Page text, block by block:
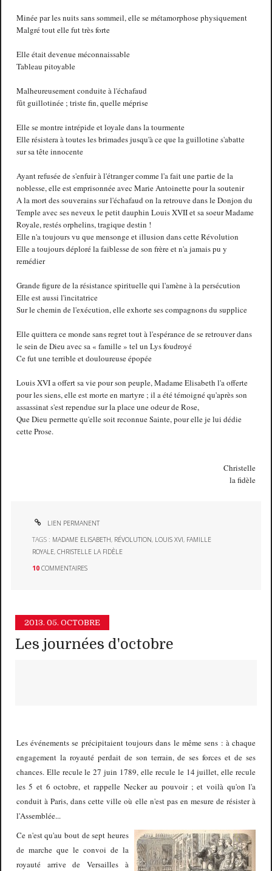
Minée par les nuits sans sommeil, elle se métamorphose physiquement
Malgré tout elle fut très forte
Elle était devenue méconnaissable
Tableau pitoyable
Malheureusement conduite à l'échafaud
fût guillotinée ; triste fin, quelle méprise
Elle se montre intrépide et loyale dans la tourmente
Elle résistera à toutes les brimades jusqu'à ce que la guillotine s'abatte
sur sa tête innocente
Ayant refusée de s'enfuir à l'étranger comme l'a fait une partie de la
noblesse, elle est emprisonnée avec Marie Antoinette pour la soutenir
A la mort des souverains sur l'échafaud on la retrouve dans le Donjon du
Temple avec ses neveux le petit dauphin Louis XVII et sa soeur Madame
Royale, restés orphelins, tragique destin !
Elle n'a toujours vu que mensonge et illusion dans cette Révolution
Elle a toujours déploré la faiblesse de son frère et n'a jamais pu y
remédier
Grande figure de la résistance spirituelle qui l'amène à la persécution
Elle est aussi l'incitatrice
Sur le chemin de l'exécution, elle exhorte ses compagnons du supplice
Elle quittera ce monde sans regret tout à l'espérance de se retrouver dans
le sein de Dieu avec sa « famille » tel un Lys foudroyé
Ce fut une terrible et douloureuse épopée
Louis XVI a offert sa vie pour son peuple, Madame Elisabeth l'a offerte
pour les siens, elle est morte en martyre ; il a été témoigné qu'après son
assassinat s'est rependue sur la place une odeur de Rose,
Que Dieu permette qu'elle soit reconnue Sainte, pour elle je lui dédie
cette Prose.
Christelle
la fidèle
LIEN PERMANENT
TAGS : MADAME ELISABETH, RÉVOLUTION, LOUIS XVI, FAMILLE
ROYALE,CHRISTELLE LA FIDÈLE
10 COMMENTAIRES
2013. 05. OCTOBRE
Les journées d'octobre
Les événements se précipitaient toujours dans le même sens : à chaque
engagement la royauté perdait de son terrain, de ses forces et de ses
chances. Elle recule le 27 juin 1789, elle recule le 14 juillet, elle recule
les 5 et 6 octobre, et rappelle Necker au pouvoir ; et voilà qu'on l'a
conduit à Paris, dans cette ville où elle n'est pas en mesure de résister à
l'Assemblée...
Ce n'est qu'au bout de sept heures
de marche que le convoi de la
royauté arrive de Versailles à